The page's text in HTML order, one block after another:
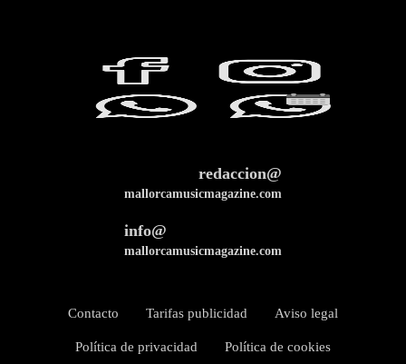
redaccion@
mallorcamusicmagazine.com
info@
mallorcamusicmagazine.com
Contacto Tarifas publicidad Aviso legal
Política de privacidad Política de cookies